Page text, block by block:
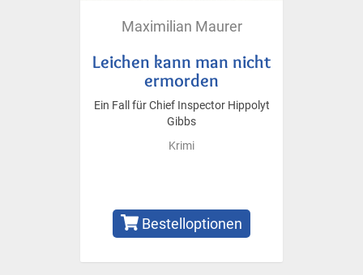
Maximilian Maurer
Leichen kann man nicht
ermorden
Ein Fall für Chief Inspector Hippolyt
Gibbs
Krimi
Bestelloptionen